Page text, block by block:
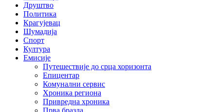
Друштво
Политика
Крагујевац
Шумадија
Спорт
Култура
Емисије
Путешествије до срца хоризонта
Епицентар
Комунални сервис
Хроника региона
Привредна хроника
Прва бразда